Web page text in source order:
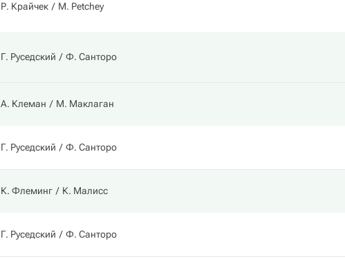
Р. Крайчек M. Petchey
Г. Руседский Ф. Санторо
А. Клеман М. Маклаган
Г. Руседский Ф. Санторо
К. Флеминг К. Малисс
Г. Руседский Ф. Санторо